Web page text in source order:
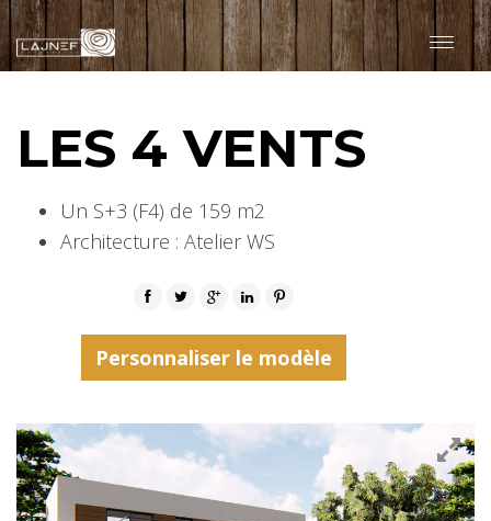
MODÈLES
LES 4 VENTS
Un S+3 (F4) de 159 m2
Architecture : Atelier WS
Personnaliser le modèle